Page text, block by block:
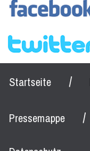
Startseite /
Pressemappe /